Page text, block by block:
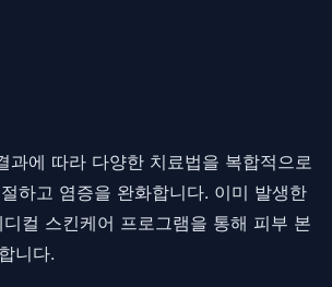
에 따라 다양한 치료법을 복합적으로
하고 염증을 완화합니다. 이미 발생한
컬 스킨케어 프로그램을 통해 피부 본
니다.